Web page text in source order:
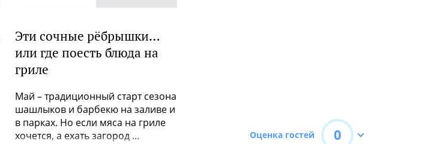
Эти сочные рёбрышки…
или где поесть блюда на
гриле
Май – традиционный старт сезона
шашлыков и барбекю на заливе и
в парках. Но если мяса на гриле
хочется, а ехать загород ...
Оценка гостей 0